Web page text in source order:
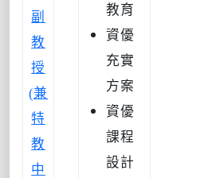
副
教
授
(兼
特
教
中
教育
資優
充實
方案
資優
課程
設計